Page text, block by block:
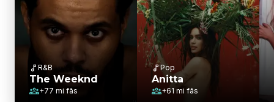
R&B
The Weeknd
+77 mi fãs
Pop
Anitta
+61 mi fãs